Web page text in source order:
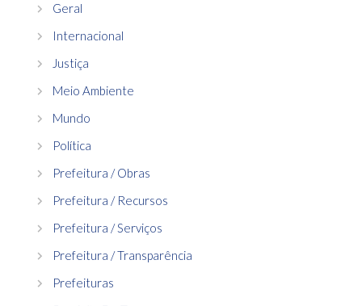
Geral
Internacional
Justiça
Meio Ambiente
Mundo
Política
Prefeitura / Obras
Prefeitura / Recursos
Prefeitura / Serviços
Prefeitura / Transparência
Prefeituras